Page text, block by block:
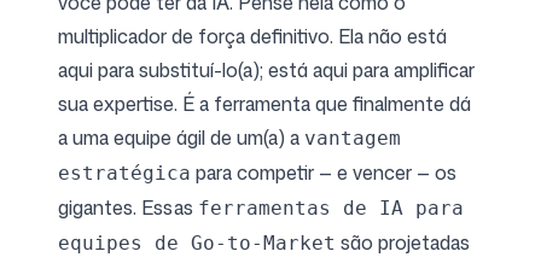
multiplicador de força definitivo. Ela não está
aqui para substituí-lo(a); está aqui para amplificar
sua expertise. É a ferramenta que finalmente dá
a uma equipe ágil de um(a) a vantagem
estratégica para competir — e vencer — os
gigantes. Essas ferramentas de IA para
equipes de Go-to-Market são projetadas